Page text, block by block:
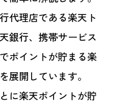
代理店である楽天ト
銀行、携帯サービス
ポイントが貯まる楽
展開しています。
に楽天ポイントが貯